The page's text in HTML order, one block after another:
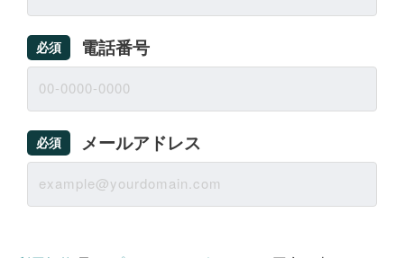
電話番号
必須
メールアドレス
必須